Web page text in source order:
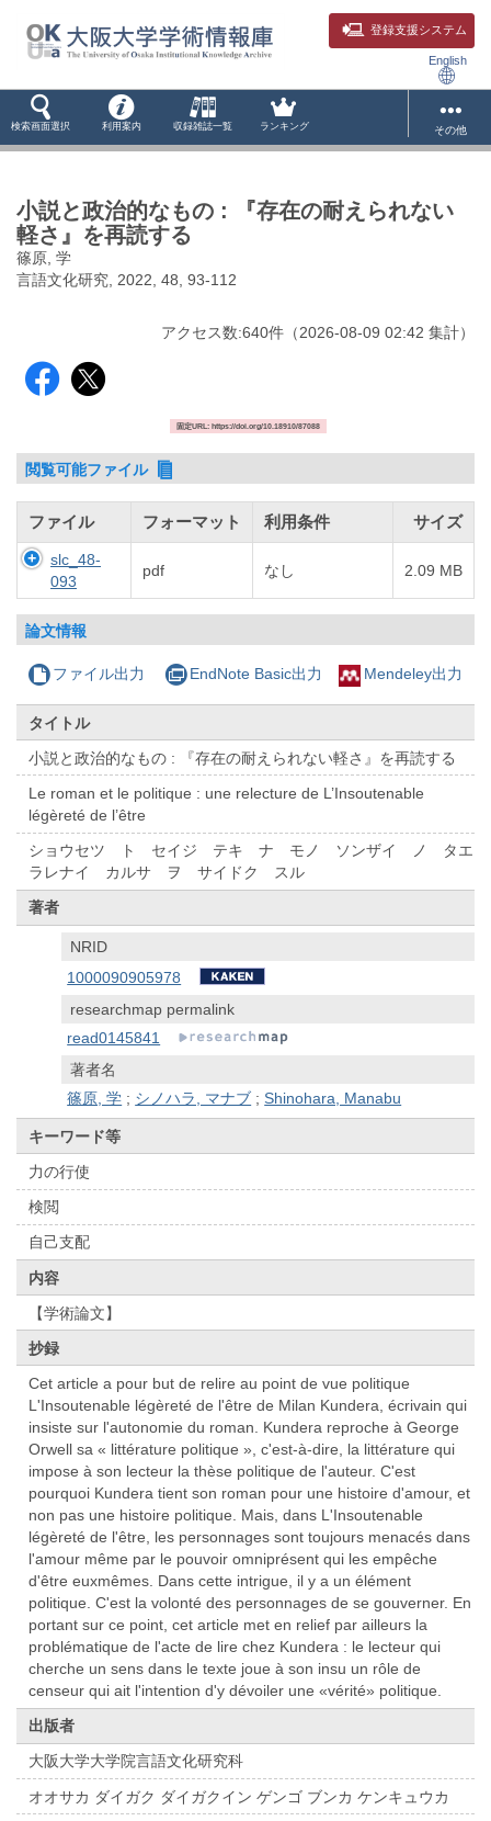
登録支援システム
English
検索画面選択 利用案内 収録雑誌一覧 ランキング その他
小説と政治的なもの : 『存在の耐えられない
軽さ』を再読する
篠原, 学
言語文化研究, 2022, 48, 93-112
アクセス数:640件 （2026-08-09 02:42 集計）
固定URL: https://doi.org/10.18910/87088
閲覧可能ファイル
ファイル フォーマット 利用条件 サイズ
slc_48-
093
pdf なし 2.09 MB
論文情報
ファイル出力 EndNote Basic出力 Mendeley出力
タイトル
小説と政治的なもの : 『存在の耐えられない軽さ』を再読する
Le roman et le politique : une relecture de L’Insoutenable
légèreté de l’être
ショウセツ ト セイジ テキ ナ モノ ソンザイ ノ タエ
ラレナイ カルサ ヲ サイドク スル
著者
NRID
1000090905978
researchmap permalink
read0145841
著者名
篠原, 学 ; シノハラ, マナブ ;Shinohara, Manabu
キーワード等
力の行使
検閲
自己支配
内容
【学術論文】
抄録
Cet article a pour but de relire au point de vue politique
L'Insoutenable légèreté de l'être de Milan Kundera, écrivain qui
insiste sur l'autonomie du roman. Kundera reproche à George
Orwell sa « littérature politique », c'est-à-dire, la littérature qui
impose à son lecteur la thèse politique de l'auteur. C'est
pourquoi Kundera tient son roman pour une histoire d'amour, et
non pas une histoire politique. Mais, dans L'Insoutenable
légèreté de l'être, les personnages sont toujours menacés dans
l'amour même par le pouvoir omniprésent qui les empêche
d'être euxmêmes. Dans cette intrigue, il y a un élément
politique. C'est la volonté des personnages de se gouverner. En
portant sur ce point, cet article met en relief par ailleurs la
problématique de l'acte de lire chez Kundera : le lecteur qui
cherche un sens dans le texte joue à son insu un rôle de
censeur qui ait l'intention d'y dévoiler une «vérité» politique.
出版者
大阪大学大学院言語文化研究科
オオサカ ダイガク ダイガクイン ゲンゴ ブンカ ケンキュウカ